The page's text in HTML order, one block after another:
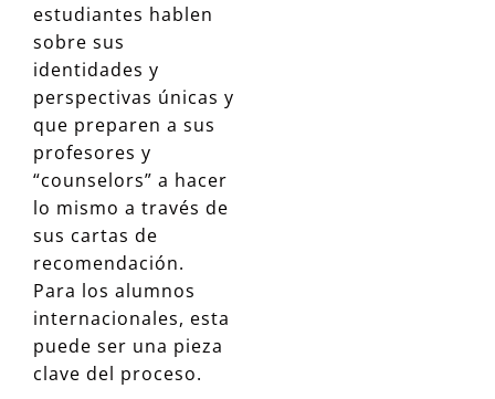
estudiantes hablen
sobre sus
identidades y
perspectivas únicas y
que preparen a sus
profesores y
“counselors” a hacer
lo mismo a través de
sus cartas de
recomendación.
Para los alumnos
internacionales, esta
puede ser una pieza
clave del proceso.